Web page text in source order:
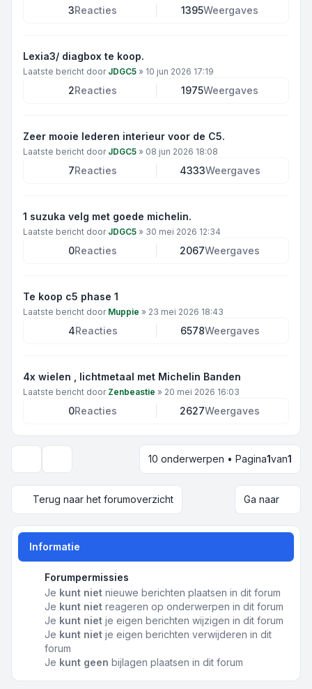
3Reacties 1395Weergaves
Lexia3/ diagbox te koop.
Laatste bericht door JDGC5 » 10 jun 2026 17:19
2Reacties 1975Weergaves
Zeer mooie lederen interieur voor de C5.
Laatste bericht door JDGC5 » 08 jun 2026 18:08
7Reacties 4333Weergaves
1 suzuka velg met goede michelin.
Laatste bericht door JDGC5 » 30 mei 2026 12:34
0Reacties 2067Weergaves
Te koop c5 phase 1
Laatste bericht door Muppie » 23 mei 2026 18:43
4Reacties 6578Weergaves
4x wielen , lichtmetaal met Michelin Banden
Laatste bericht door Zenbeastie » 20 mei 2026 16:03
0Reacties 2627Weergaves
Weergave- en sorteeropties10 onderwerpen • Pagina1van1
Terug naar het forumoverzicht Ga naar
Informatie
Forumpermissies
Je kunt nietnieuwe berichten plaatsen in dit forum
Je kunt nietreageren op onderwerpen in dit forum
Je kunt nietje eigen berichten wijzigen in dit forum
Je kunt nietje eigen berichten verwijderen in dit
forum
Je kunt geen bijlagen plaatsen in dit forum